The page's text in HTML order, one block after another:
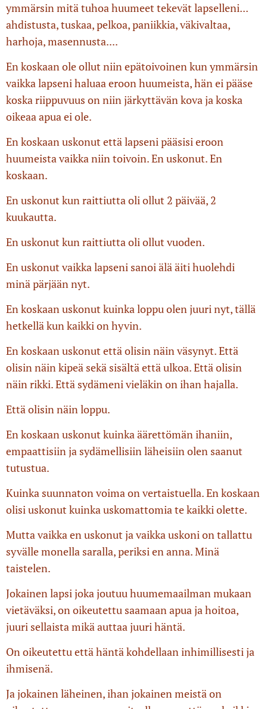
ymmärsin mitä tuhoa huumeet tekevät lapselleni...
ahdistusta, tuskaa, pelkoa, paniikkia, väkivaltaa,
harhoja, masennusta....
En koskaan ole ollut niin epätoivoinen kun ymmärsin
vaikka lapseni haluaa eroon huumeista, hän ei pääse
koska riippuvuus on niin järkyttävän kova ja koska
oikeaa apua ei ole.
En koskaan uskonut että lapseni pääsisi eroon
huumeista vaikka niin toivoin. En uskonut. En
koskaan.
En uskonut kun raittiutta oli ollut 2 päivää, 2
kuukautta.
En uskonut kun raittiutta oli ollut vuoden.
En uskonut vaikka lapseni sanoi älä äiti huolehdi
minä pärjään nyt.
En koskaan uskonut kuinka loppu olen juuri nyt, tällä
hetkellä kun kaikki on hyvin.
En koskaan uskonut että olisin näin väsynyt. Että
olisin näin kipeä sekä sisältä että ulkoa. Että olisin
näin rikki. Että sydämeni vieläkin on ihan hajalla.
Että olisin näin loppu.
En koskaan uskonut kuinka äärettömän ihaniin,
empaattisiin ja sydämellisiin läheisiin olen saanut
tutustua.
Kuinka suunnaton voima on vertaistuella. En koskaan
olisi uskonut kuinka uskomattomia te kaikki olette.
Mutta vaikka en uskonut ja vaikka uskoni on tallattu
syvälle monella saralla, periksi en anna. Minä
taistelen.
Jokainen lapsi joka joutuu huumemaailman mukaan
vietäväksi, on oikeutettu saamaan apua ja hoitoa,
juuri sellaista mikä auttaa juuri häntä.
On oikeutettu että häntä kohdellaan inhimillisesti ja
ihmisenä.
Ja jokainen läheinen, ihan jokainen meistä on